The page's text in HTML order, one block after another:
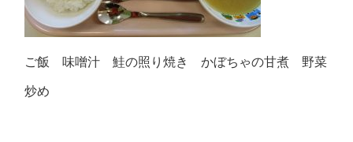
ご飯 味噌汁 鮭の照り焼き かぼちゃの甘煮 野菜
炒め